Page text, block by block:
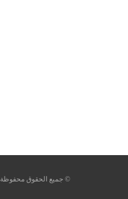
© جميع الحقوق محفوظة 2026 - موقع إنباء الإخباري.